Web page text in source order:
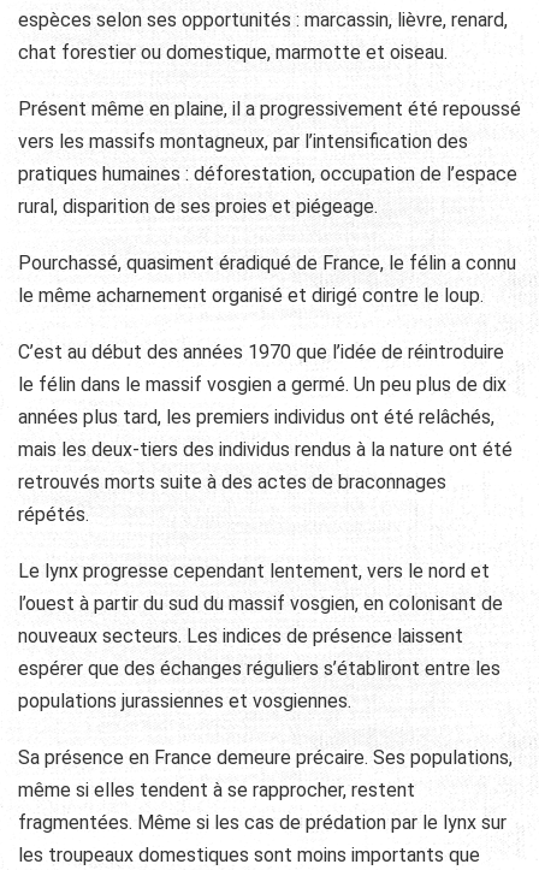
espèces selon ses opportunités : marcassin, lièvre, renard,
chat forestier ou domestique, marmotte et oiseau.
Présent même en plaine, il a progressivement été repoussé
vers les massifs montagneux, par l’intensification des
pratiques humaines : déforestation, occupation de l’espace
rural, disparition de ses proies et piégeage.
Pourchassé, quasiment éradiqué de France, le félin a connu
le même acharnement organisé et dirigé contre le loup.
C’est au début des années 1970 que l’idée de réintroduire
le félin dans le massif vosgien a germé. Un peu plus de dix
années plus tard, les premiers individus ont été relâchés,
mais les deux-tiers des individus rendus à la nature ont été
retrouvés morts suite à des actes de braconnages
répétés.
Le lynx progresse cependant lentement, vers le nord et
l’ouest à partir du sud du massif vosgien, en colonisant de
nouveaux secteurs. Les indices de présence laissent
espérer que des échanges réguliers s’établiront entre les
populations jurassiennes et vosgiennes.
Sa présence en France demeure précaire. Ses populations,
même si elles tendent à se rapprocher, restent
fragmentées. Même si les cas de prédation par le lynx sur
les troupeaux domestiques sont moins importants que